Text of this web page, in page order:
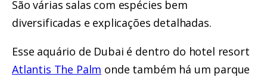
São várias salas com espécies bem
diversificadas e explicações detalhadas.
Esse aquário de Dubai é dentro do hotel resort
Atlantis The Palm onde também há um parque